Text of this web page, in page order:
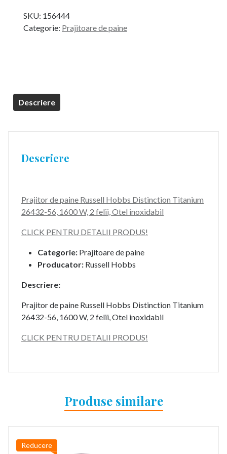
a
fost:
329,99 lei.
SKU: 156444
Categorie: Prajitoare de paine
Descriere
Descriere
Prajitor de paine Russell Hobbs Distinction Titanium
26432-56, 1600 W, 2 felii, Otel inoxidabil
CLICK PENTRU DETALII PRODUS!
Categorie: Prajitoare de paine
Producator: Russell Hobbs
Descriere:
Prajitor de paine Russell Hobbs Distinction Titanium
26432-56, 1600 W, 2 felii, Otel inoxidabil
CLICK PENTRU DETALII PRODUS!
Produse similare
Reducere